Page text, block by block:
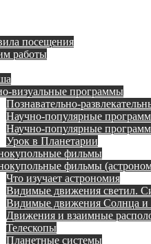
посещения
работы
визуальные программы
Познавательно-
Научно-популярные
Научно-популярные
Урок в Планетарии
фильмы
фильмы
Что изучает астрономия
Видимые движения светил.
Видимые движения Солнца
Движения и взаимные
Телескопы
Планетные системы